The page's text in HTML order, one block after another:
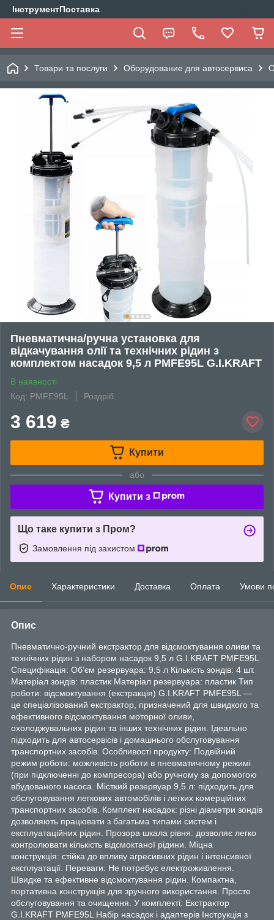
ІнструментПоставка
Товари та послуги Оборудование для автосервиса
Пневматична/ручна установка для
відкачування олії та технічних рідин з
комплектом насадок 9,5 л PMFE95L G.I.KRAFT
В наявності
Код: PMFE95L
Роздріб
3 619 ₴
Купити
або
Купити з
Що таке купити з Пром?
Замовлення під захистом
Опис Характеристики Доставка Оплата Умови
Опис
Пневматично-ручний екстрактор для відсмоктування оливи та
технічних рідин з набором насадок 9,5 л G.I.KRAFT PMFE95L
Специфікація: Об’єм резервуара: 9,5 л Кількість зондів: 4 шт.
Матеріал зондів: пластик Матеріал резервуара: пластик Тип
роботи: відсмоктування (екстракція) G.I.KRAFT PMFE95L —
це спеціалізований екстрактор, призначений для швидкого та
ефективного відсмоктування моторної оливи,
охолоджувальних рідин та інших технічних рідин. Ідеально
підходить для автосервісів і домашнього обслуговування
транспортних засобів. Особливості продукту: Подвійний
режим роботи: можливість роботи в пневматичному режимі
(при підключенні до компресора) або ручному за допомогою
вбудованого насоса. Місткий резервуар 9,5 л: підходить для
обслуговування легкових автомобілів і легких комерційних
транспортних засобів. Комплект насадок: різні діаметри зондів
дозволяють працювати з багатьма типами систем і
експлуатаційних рідин. Прозора шкала рівня: дозволяє легко
контролювати кількість відсмоктаної рідини. Міцна
конструкція: стійка до впливу агресивних рідин і інтенсивної
експлуатації. Переваги: Не потребує електроживлення.
Швидке та ефективне відсмоктування рідин. Компактна,
портативна конструкція для зручного використання. Просте
обслуговування та очищення. У комплекті: Екстрактор
G.I.KRAFT PMFE95L Набір насадок і адаптерів Інструкція з